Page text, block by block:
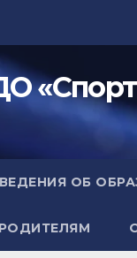
ОБ
РОДИТЕЛЯМ